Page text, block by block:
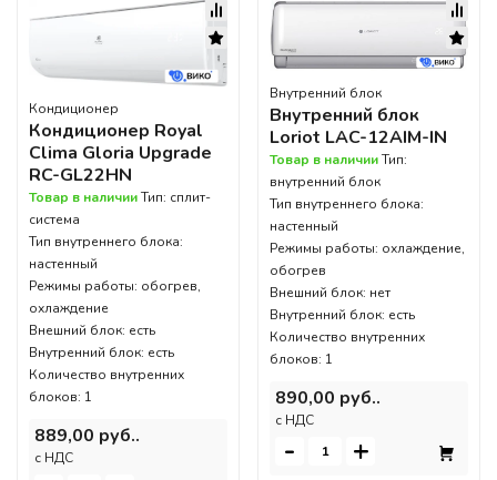
Кондиционер
Кондиционер Royal
Clima Gloria Upgrade
RC-GL22HN
Товар в наличииТип: сплит-
система
Тип внутреннего блока:
настенный
Режимы работы: обогрев,
охлаждение
Внешний блок: есть
Внутренний блок: есть
Количество внутренних
блоков: 1
889,00 руб..
c НДС
Внутренний блок
Внутренний блок
Loriot LAC-12AIM-IN
Товар в наличииТип:
внутренний блок
Тип внутреннего блока:
настенный
Режимы работы: охлаждение,
обогрев
Внешний блок: нет
Внутренний блок: есть
Количество внутренних
блоков: 1
890,00 руб..
c НДС
- +